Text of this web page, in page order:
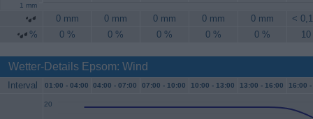
1 mm
0 mm 0 mm 0 mm 0 mm 0 mm
<
%
0 % 0 % 0 % 0 % 0 %
Wetter-Details Epsom: Wind
Interval 01:00 - 04:00 04:00 - 07:00 07:00 - 10:00 10:00 - 13:00 13:00 - 16:00 16:00 -
20